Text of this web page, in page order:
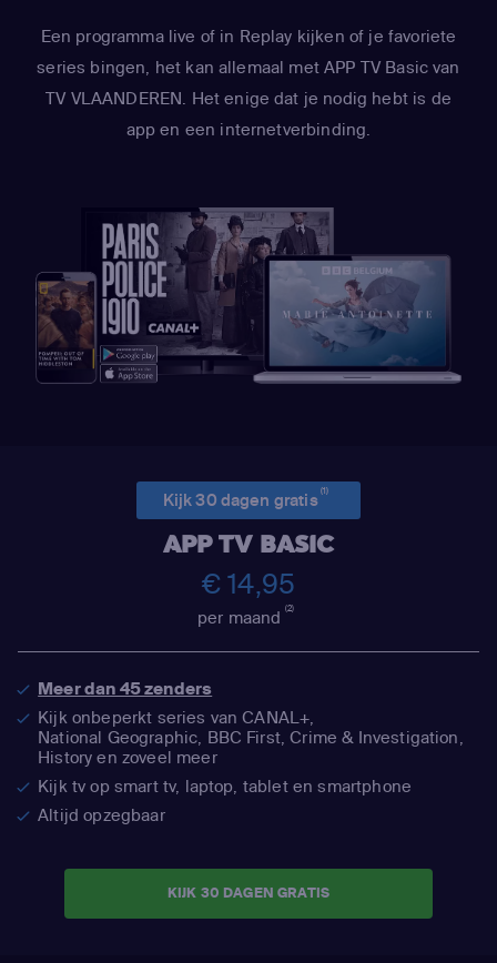
Een programma live of in Replay kijken of je favoriete
series bingen, het kan allemaal met APP TV Basic van
TV VLAANDEREN. Het enige dat je nodig hebt is de
app en een internetverbinding.
Kijk 30 dagen gratis(1)
APP TV BASIC
€ 14,95
per maand(2)
Meer dan 45 zenders
Kijk onbeperkt series van CANAL+,
National Geographic, BBC First, Crime & Investigation,
History en zoveel meer
Kijk tv op smart tv, laptop, tablet en smartphone
Altijd opzegbaar
KIJK 30 DAGEN GRATIS